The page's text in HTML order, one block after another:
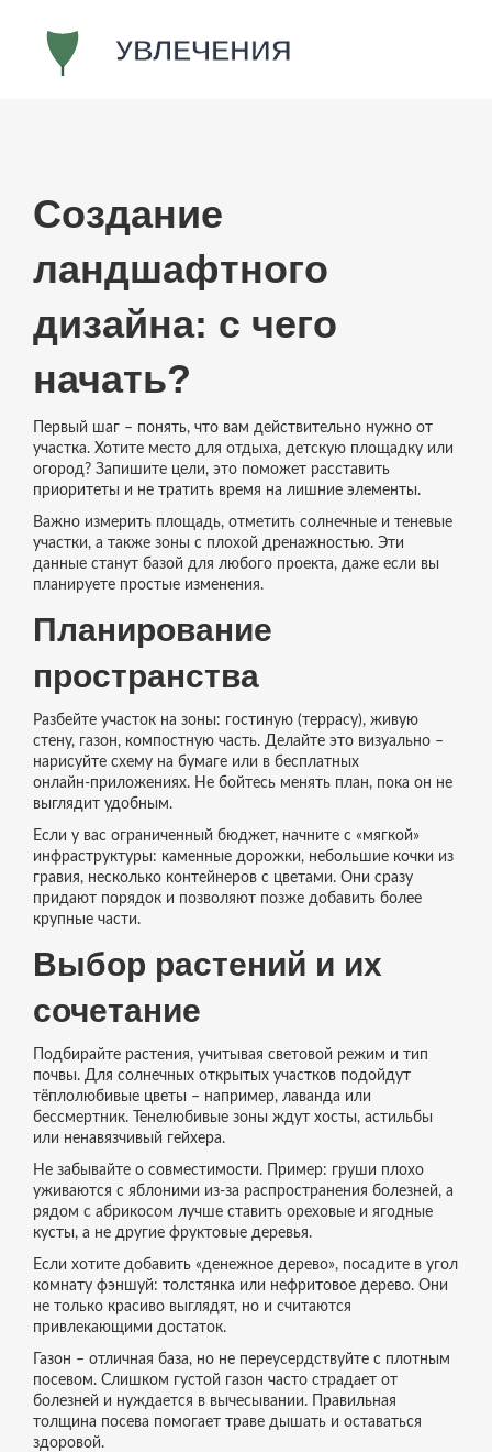
Создание
ландшафтного
дизайна: с чего
начать?
Первый шаг – понять, что вам действительно нужно от
участка. Хотите место для отдыха, детскую площадку или
огород? Запишите цели, это поможет расставить
приоритеты и не тратить время на лишние элементы.
Важно измерить площадь, отметить солнечные и теневые
участки, а также зоны с плохой дренажностью. Эти
данные станут базой для любого проекта, даже если вы
планируете простые изменения.
Планирование
пространства
Разбейте участок на зоны: гостиную (террасу), живую
стену, газон, компостную часть. Делайте это визуально –
нарисуйте схему на бумаге или в бесплатных
онлайн‑приложениях. Не бойтесь менять план, пока он не
выглядит удобным.
Если у вас ограниченный бюджет, начните с «мягкой»
инфраструктуры: каменные дорожки, небольшие кочки из
гравия, несколько контейнеров с цветами. Они сразу
придают порядок и позволяют позже добавить более
крупные части.
Выбор растений и их
сочетание
Подбирайте растения, учитывая световой режим и тип
почвы. Для солнечных открытых участков подойдут
тёплолюбивые цветы – например, лаванда или
бессмертник. Тенелюбивые зоны ждут хосты, астильбы
или ненавязчивый гейхера.
Не забывайте о совместимости. Пример: груши плохо
уживаются с яблоними из‑за распространения болезней, а
рядом с абрикосом лучше ставить ореховые и ягодные
кусты, а не другие фруктовые деревья.
Если хотите добавить «денежное дерево», посадите в угол
комнату фэншуй: толстянка или нефритовое дерево. Они
не только красиво выглядят, но и считаются
привлекающими достаток.
Газон – отличная база, но не переусердствуйте с плотным
посевом. Слишком густой газон часто страдает от
болезней и нуждается в вычесывании. Правильная
толщина посева помогает траве дышать и оставаться
здоровой.